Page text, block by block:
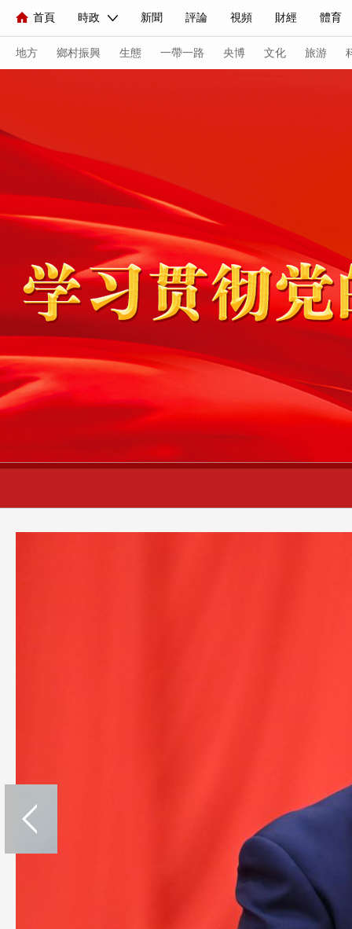
首頁 時政 新聞 評論 視頻 財經 體育
人民領袖習近平 聯播+ 中國領導人 央視快評 習式妙語
直播 片庫 欄目大全 節目單 聽音 微視頻 主持人
海外頻道 iPanda English Монгол
地方 鄉村振興 生態 一帶一路 央博 文化 旅游
國內 國際
人民領袖習近平 聯播+ 熱解讀
小央視頻 小央直播 直播中國 熊貓頻道
現場 前線 比劃 快看 藍海中國 新兵請入列
體育 直播 競猜 2026年世界盃 2026年冬奧會
VIP會員 CCTV奧林匹克頻道 體育江
財經 鄉村振興 一帶一路
大國智造 大國展會 雲頂對話 雲起
CCTV.節目官網 直播 節目單 欄目 片庫 熱